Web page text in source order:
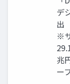
デ
出
※
兆
ー